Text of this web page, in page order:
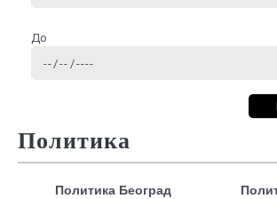
До
Политика
Политика Београд